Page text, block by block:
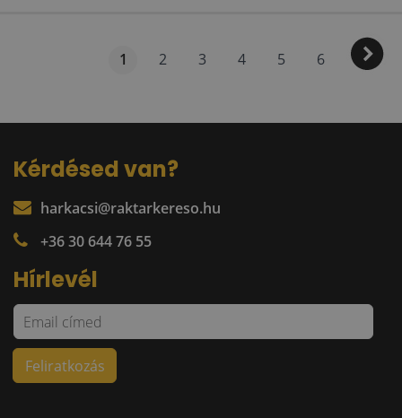
1 2 3 4 5 6
Kérdésed van?
harkacsi@raktarkereso.hu
+36 30 644 76 55
Hírlevél